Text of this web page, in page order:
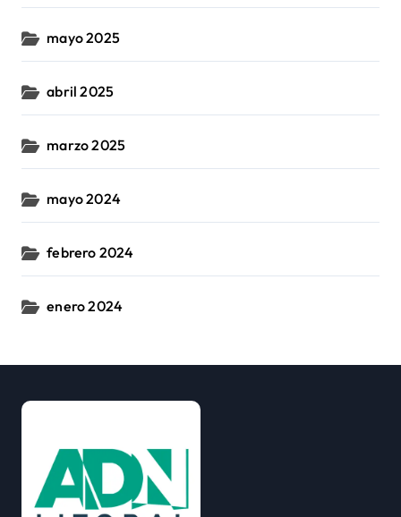
mayo 2025
abril 2025
marzo 2025
mayo 2024
febrero 2024
enero 2024